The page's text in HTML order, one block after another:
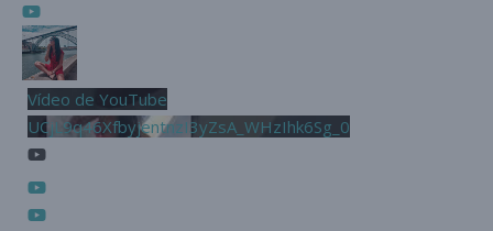
Vídeo de YouTube
UCjL9q46XfbyjentnzI3yZsA_WHzIhk6Sg_0